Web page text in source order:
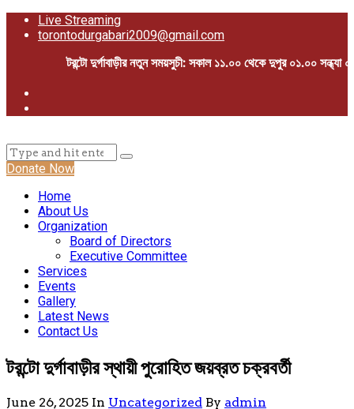
Live Streaming
torontodurgabari2009@gmail.com
টরন্টো দুর্গাবাড়ীর নতুন সময়সুচী: সকাল ১১.০০ থেকে দুপুর ০১.০০ সন্ধ্যা
Donate Now
Home
About Us
Organization
Board of Directors
Executive Committee
Services
Events
Gallery
Latest News
Contact Us
টরন্টো দুর্গাবাড়ীর স্থায়ী পুরোহিত জয়ব্রত চক্রবর্তী
June 26, 2025 In Uncategorized By admin